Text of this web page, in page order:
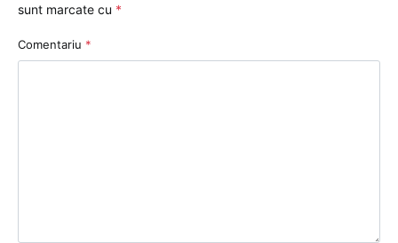
sunt marcate cu *
Comentariu *